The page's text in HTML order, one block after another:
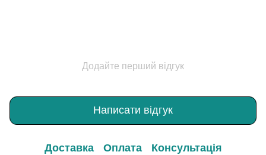
Додайте перший відгук
Написати відгук
Доставка Оплата Консультація